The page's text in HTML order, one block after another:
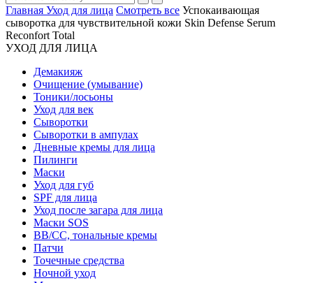
Главная Уход для лица Смотреть все Успокаивающая
сыворотка для чувствительной кожи Skin Defense Serum
Reconfort Total
УХОД ДЛЯ ЛИЦА
Демакияж
Очищение (умывание)
Тоники/лосьоны
Уход для век
Сыворотки
Сыворотки в ампулах
Дневные кремы для лица
Пилинги
Маски
Уход для губ
SPF для лица
Уход после загара для лица
Маски SOS
BB/CC, тональные кремы
Патчи
Точечные средства
Ночной уход